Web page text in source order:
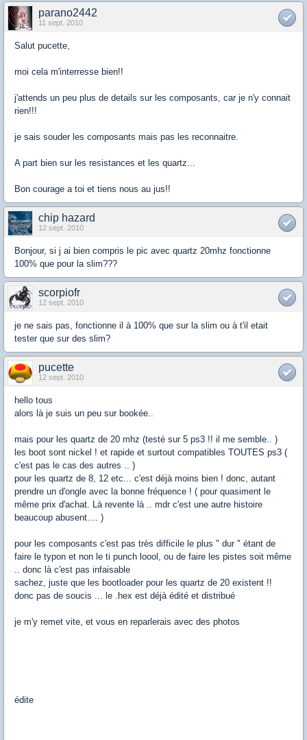
parano2442
11 sept. 2010
Salut pucette,
moi cela m'interresse bien!!
j'attends un peu plus de details sur les composants, car je n'y connait
rien!!!
je sais souder les composants mais pas les reconnaitre.
A part bien sur les resistances et les quartz...
Bon courage a toi et tiens nous au jus!!
chip hazard
12 sept. 2010
Bonjour, si j ai bien compris le pic avec quartz 20mhz fonctionne
100% que pour la slim???
scorpiofr
12 sept. 2010
je ne sais pas, fonctionne il à 100% que sur la slim ou à t'il etait
tester que sur des slim?
pucette
12 sept. 2010
hello tous
alors là je suis un peu sur bookée..
mais pour les quartz de 20 mhz (testé sur 5 ps3 !! il me semble.. )
les boot sont nickel ! et rapide et surtout compatibles TOUTES ps3 (
c'est pas le cas des autres .. )
pour les quartz de 8, 12 etc... c'est déjà moins bien ! donc, autant
prendre un d'ongle avec la bonne fréquence ! ( pour quasiment le
même prix d'achat. Là revente là .. mdr c'est une autre histoire
beaucoup abusent.... )
pour les composants c'est pas très difficile le plus " dur " étant de
faire le typon et non le ti punch loool, ou de faire les pistes soit même
.. donc là c'est pas infaisable
sachez, juste que les bootloader pour les quartz de 20 existent !!
donc pas de soucis ... le .hex est déjà édité et distribué
je m'y remet vite, et vous en reparlerais avec des photos
édite